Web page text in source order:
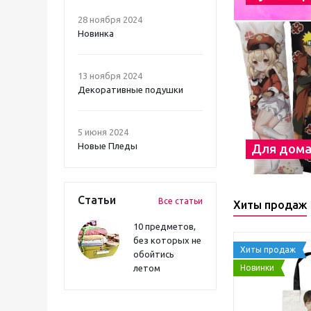
28 ноября 2024
Новинка
13 ноября 2024
Декоративные подушки
5 июня 2024
Новые Пледы
Статьи Все статьи
10 предметов,
без которых не
обойтись
летом
Для дома
Хиты продаж
Хиты продаж
Новинки